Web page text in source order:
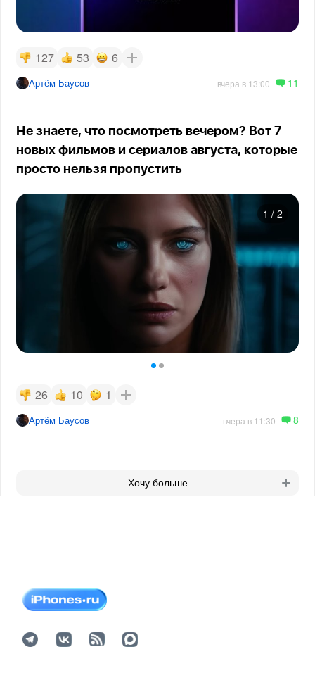
127 53 6
Артём Баусов вчера в 13:00 11
Не знаете, что посмотреть вечером? Вот 7
новых фильмов и сериалов августа, которые
просто нельзя пропустить
1 / 2
26 10 1
Артём Баусов вчера в 11:30 8
Хочу больше